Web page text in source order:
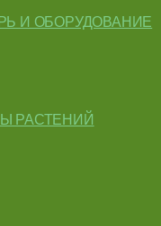
И ОБОРУДОВАНИЕ
РАСТЕНИЙ